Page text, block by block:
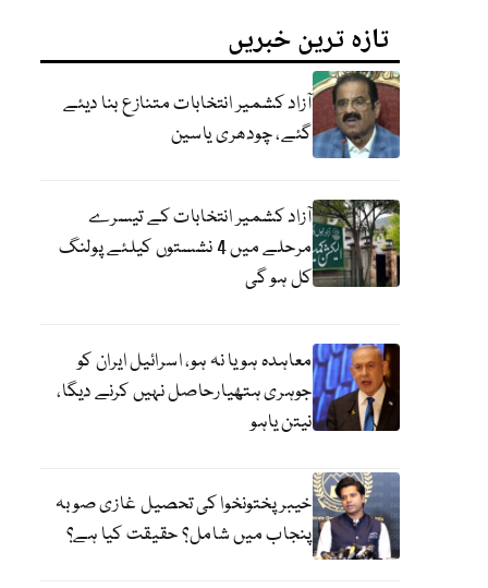
تازہ ترین خبریں
آزاد کشمیر انتخابات متنازع بنا دیئے
گئے، چودھری یاسین
آزاد کشمیر انتخابات کے تیسرے
مرحلے میں 4 نشستوں کیلئے پولنگ
کل ہو گی
معاہدہ ہو یا نہ ہو، اسرائیل ایران کو
جوہری ہتھیارحاصل نہیں کرنے دیگا،
نیتن یاہو
خیبر پختونخوا کی تحصیل غازی صوبہ
پنجاب میں شامل؟ حقیقت کیا ہے؟